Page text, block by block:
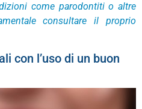
come parodontiti o altre
consultare il proprio
con l’uso di un buon